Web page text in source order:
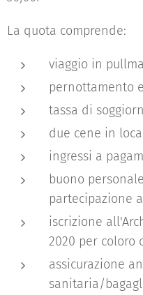
La quota comprende:
viaggio in
pernottamento
tassa di
due cene in
ingressi a
buono
partecipazione
iscrizione
2020 per coloro
assicurazione
sanitaria/